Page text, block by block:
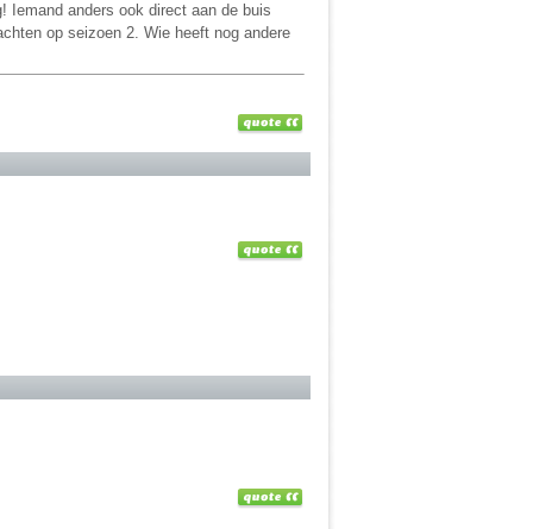
Iemand anders ook direct aan de buis
op seizoen 2. Wie heeft nog andere